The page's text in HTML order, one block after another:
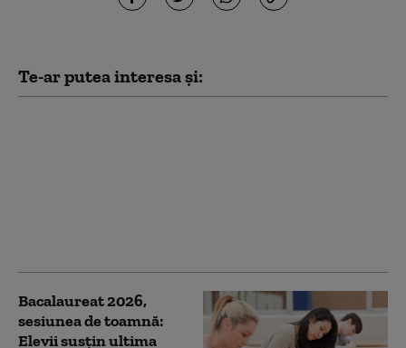
Te-ar putea interesa și:
Bacalaureat 2026,
sesiunea de toamnă:
Elevii susțin ultima